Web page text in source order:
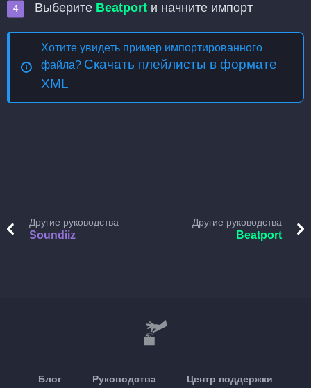
Выберите Beatport и начните импорт
Хотите увидеть пример импортированного
файла? Скачать плейлисты в формате
XML
Другие руководства
Soundiiz
Другие руководства
Beatport
Блог Руководства Центр поддержки